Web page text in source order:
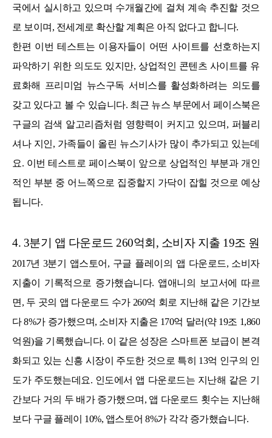
국에서 실시하고 있으며 수개월간에 걸쳐 계속 추진할 것으
로 보이며, 전세계로 확산할 계획은 아직 없다고 합니다.
한편 이번 테스트는 이용자들이 어떤 사이트를 선호하는지
파악하기 위한 의도도 있지만, 상업적인 콘텐츠 사이트를 유
료화해 프리미엄 뉴스구독 서비스를 활성화하려는 의도를
갖고 있다고 볼 수 있습니다. 최근 뉴스 부문에서 페이스북은
구글의 검색 알고리즘처럼 영향력이 커지고 있으며, 퍼블리
셔나 지인, 가족들이 올린 뉴스기사가 많이 추가되고 있는데
요. 이번 테스트로 페이스북이 앞으로 상업적인 부분과 개인
적인 부분 중 어느쪽으로 집중할지 가닥이 잡힐 것으로 예상
됩니다.
4. 3분기 앱 다운로드 260억회, 소비자 지출 19조 원
2017년 3분기 앱스토어, 구글 플레이의 앱 다운로드, 소비자
지출이 기록적으로 증가했습니다. 앱애니의 보고서에 따르
면, 두 곳의 앱 다운로드 수가 260억 회로 지난해 같은 기간보
다 8%가 증가했으며, 소비자 지출은 170억 달러(약 19조 1,860
억원)을 기록했습니다. 이 같은 성장은 스마트폰 보급이 본격
화되고 있는 신흥 시장이 주도한 것으로 특히 13억 인구의 인
도가 주도했는데요. 인도에서 앱 다운로드는 지난해 같은 기
간보다 거의 두 배가 증가했으며, 앱 다운로드 횟수는 지난해
보다 구글 플레이 10%, 앱스토어 8%가 각각 증가했습니다.